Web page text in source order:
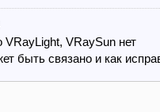
VRaySun нет
быть связано и как